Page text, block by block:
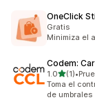
OneClick
Gratis
Minimiza el
Codem:
1.0de 5
(1)
1 reseñas
•
Toma el
de umbrales